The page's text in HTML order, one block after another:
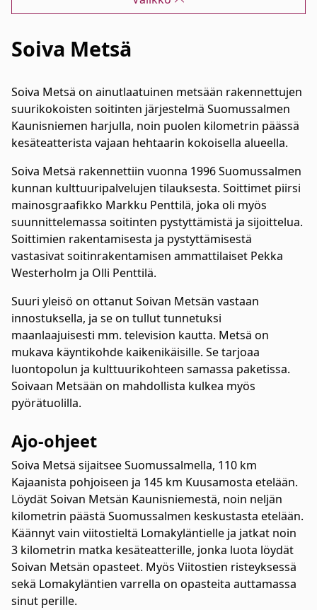
Soiva Metsä
Soiva Metsä on ainutlaatuinen metsään rakennettujen
suurikokoisten soitinten järjestelmä Suomussalmen
Kaunisniemen harjulla, noin puolen kilometrin päässä
kesäteatterista vajaan hehtaarin kokoisella alueella.
Soiva Metsä rakennettiin vuonna 1996 Suomussalmen
kunnan kulttuuripalvelujen tilauksesta. Soittimet piirsi
mainosgraafikko Markku Penttilä, joka oli myös
suunnittelemassa soitinten pystyttämistä ja sijoittelua.
Soittimien rakentamisesta ja pystyttämisestä
vastasivat soitinrakentamisen ammattilaiset Pekka
Westerholm ja Olli Penttilä.
Suuri yleisö on ottanut Soivan Metsän vastaan
innostuksella, ja se on tullut tunnetuksi
maanlaajuisesti mm. television kautta. Metsä on
mukava käyntikohde kaikenikäisille. Se tarjoaa
luontopolun ja kulttuurikohteen samassa paketissa.
Soivaan Metsään on mahdollista kulkea myös
pyörätuolilla.
Ajo-ohjeet
Soiva Metsä sijaitsee Suomussalmella, 110 km
Kajaanista pohjoiseen ja 145 km Kuusamosta etelään.
Löydät Soivan Metsän Kaunisniemestä, noin neljän
kilometrin päästä Suomussalmen keskustasta etelään.
Käännyt vain viitostieltä Lomakyläntielle ja jatkat noin
3 kilometrin matka kesäteatterille, jonka luota löydät
Soivan Metsän opasteet. Myös Viitostien risteyksessä
sekä Lomakyläntien varrella on opasteita auttamassa
sinut perille.